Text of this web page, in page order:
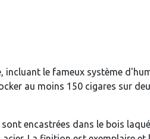
incluant le fameux système
au moins 150 cigares sur
encastrées dans le bois